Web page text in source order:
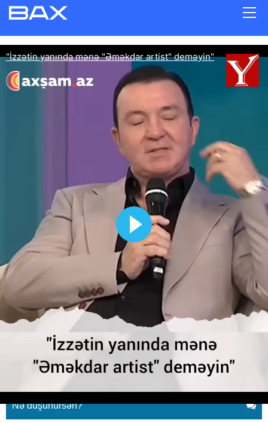
"İzzətin yanında mənə "Əməkdar
artist" deməyin"
13.05.2026
YENILIK.AZ
Nə düşünürsən?